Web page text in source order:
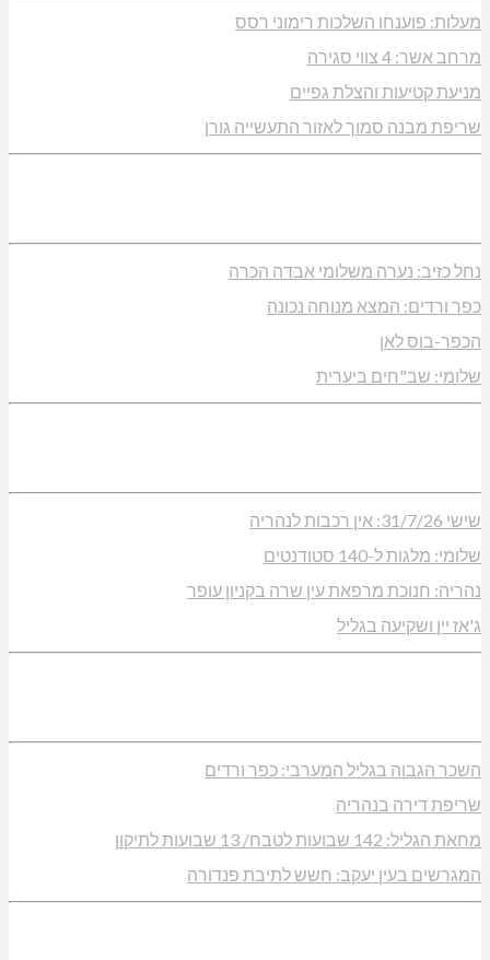
מעלות: פוענחו השלכות רימוני רסס
מרחב אשר: 4 צווי סגירה
מניעת קטיעות והצלת גפיים
שריפת מבנה סמוך לאזור התעשייה גורן
נחל כזיב: נערה משלומי אבדה הכרה
כפר ורדים: המצא מנוחה נכונה
הכפר-בוס לאן
שלומי: שב"חים ביערית
שישי 31/7/26: אין רכבות לנהריה
שלומי: מלגות ל-140 סטודנטים
נהריה: חנוכת מרפאת עין שרה בקניון עופר
ג'אז יין ושקיעה בגליל
השכר הגבוה בגליל המערבי: כפר ורדים
שריפת דירה בנהריה
מחאת הגליל: 142 שבועות לטבח/ 13 שבועות לתיקון
המגרשים בעין יעקב: חשש לתיבת פנדורה